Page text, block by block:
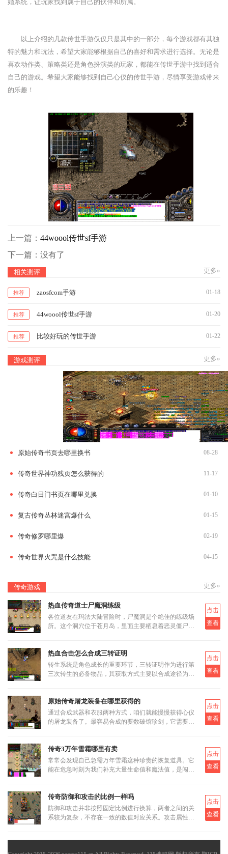
婚系统，让玩家找到属于自己的伙伴和所属。
以上介绍的几款传世手游仅仅只是其中的一部分，每个游戏都有其独
特的魅力和玩法，希望大家能够根据自己的喜好和需求进行选择。无论是
喜欢动作类、策略类还是角色扮演类的玩家，都能在传世手游中找到适合
自己的游戏。希望大家能够找到自己心仪的传世手游，尽情享受游戏带来
的乐趣！
上一篇： 44woool传世sf手游
下一篇：没有了
相关测评 更多»
推荐 zaosfcom手游 01-18
推荐 44woool传世sf手游 01-20
推荐 比较好玩的传世手游 01-22
游戏测评 更多»
原始传奇书页去哪里换书 08-28
传奇世界神功残页怎么获得的 11-17
传奇白日门书页在哪里兑换 01-10
复古传奇丛林迷宫爆什么 01-15
传奇修罗哪里爆 02-19
传奇世界火咒是什么技能 04-15
传奇游戏 更多»
热血传奇道士尸魔洞练级
各位道友在玛法大陆冒险时，尸魔洞是个绝佳的练级场
所。这个洞穴位于苍月岛，里面主要栖息着恶灵僵尸和
点击
查看
热血合击怎么合成三转证明
转生系统是角色成长的重要环节，三转证明作为进行第
三次转生的必备物品，其获取方式主要以合成途径为
点击
查看
原始传奇屠龙装备在哪里获得的
通过合成武器和衣服两种方式，咱们就能慢慢获得心仪
的屠龙装备了。最容易合成的要数破馆珍剑，它需要的
点击
查看
传奇3万年雪霜哪里有卖
常常会发现自己急需万年雪霜这种珍贵的恢复道具。它
能在危急时刻为我们补充大量生命值和魔法值，是闯荡
点击
查看
传奇防御和攻击的比例一样吗
防御和攻击并非按照固定比例进行换算，两者之间的关
系较为复杂，不存在一致的数值对应关系。攻击属性通
点击
查看